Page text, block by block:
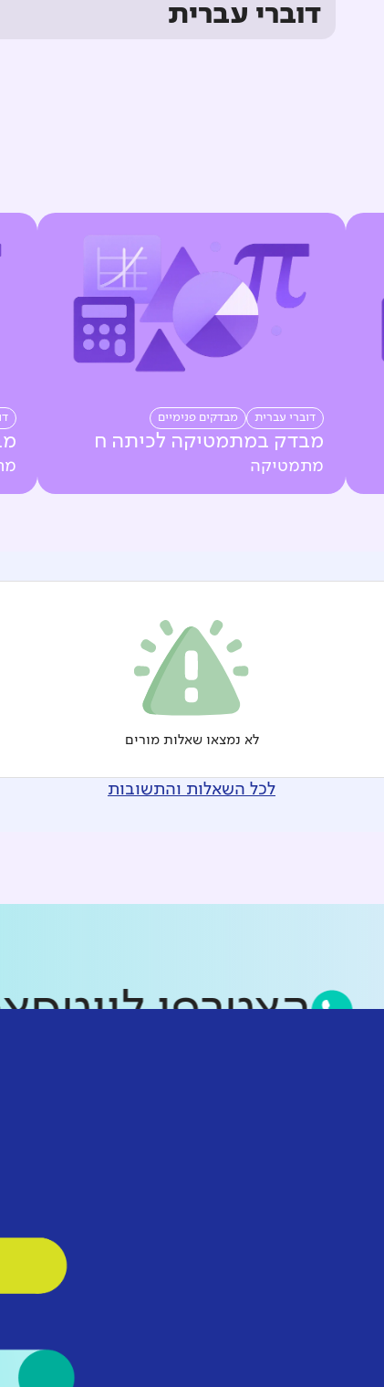
דוברי עברית
דוברי עברית מבדקים פנימיים
מבדק במתמטיקה לכיתה ח
מתמטיקה
לא נמצאו שאלות מורים
לכל השאלות והתשובות
הצטרפו